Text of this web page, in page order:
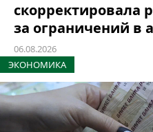
скорректировала
за ограничений в
06.08.2026
ЭКОНОМИКА